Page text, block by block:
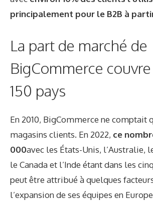
principalement pour le B2B à
La part de marché de
BigCommerce
150 pays
En 2010, BigCommerce ne comptait
magasins clients. En 2022, ce
000avec les États-Unis, l’Australie,
le Canada et l’Inde étant dans les
peut être attribué à quelques
l’expansion de ses équipes en